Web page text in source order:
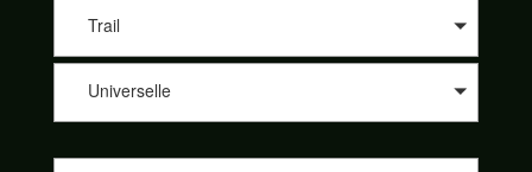
Asolo, Bestard, Brooks, Dynafit, Élémentaire, Five Fingers,
On-Running, Raidlight, Salewa, Salomon, Saucony, Scarpa,
Scott, Tecnica et Topo athletic. Nos partenaires sont de plus en
Trail
Universelle